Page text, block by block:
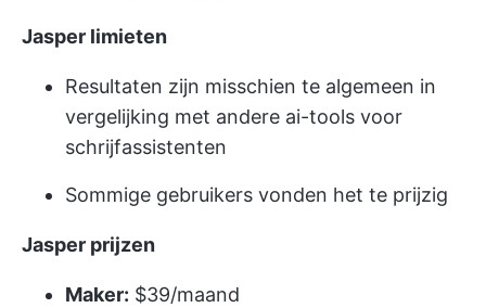
Jasper limieten
Resultaten zijn misschien te algemeen in
vergelijking met andere ai-tools voor
schrijfassistenten
Sommige gebruikers vonden het te prijzig
Jasper prijzen
Maker: $39/maand